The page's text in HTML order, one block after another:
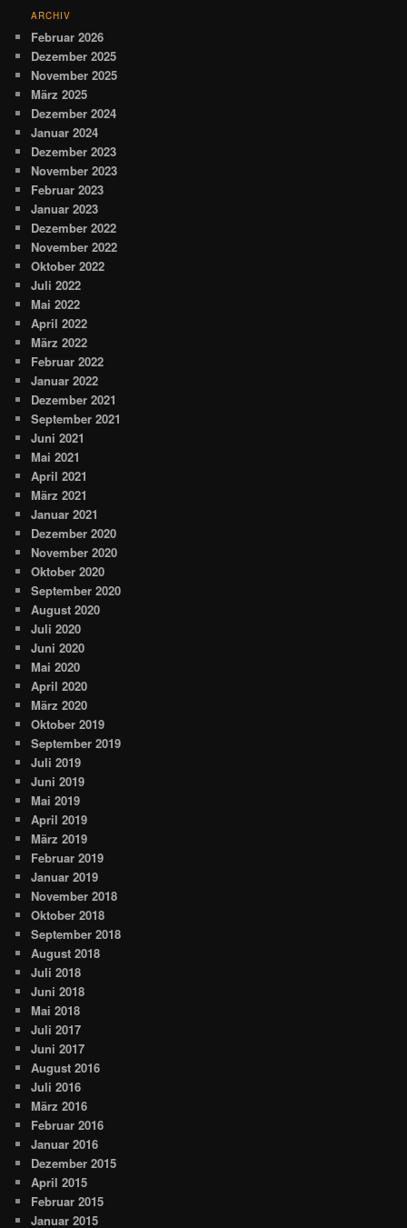
ARCHIV
Februar 2026
Dezember 2025
November 2025
März 2025
Dezember 2024
Januar 2024
Dezember 2023
November 2023
Februar 2023
Januar 2023
Dezember 2022
November 2022
Oktober 2022
Juli 2022
Mai 2022
April 2022
März 2022
Februar 2022
Januar 2022
Dezember 2021
September 2021
Juni 2021
Mai 2021
April 2021
März 2021
Januar 2021
Dezember 2020
November 2020
Oktober 2020
September 2020
August 2020
Juli 2020
Juni 2020
Mai 2020
April 2020
März 2020
Oktober 2019
September 2019
Juli 2019
Juni 2019
Mai 2019
April 2019
März 2019
Februar 2019
Januar 2019
November 2018
Oktober 2018
September 2018
August 2018
Juli 2018
Juni 2018
Mai 2018
Juli 2017
Juni 2017
August 2016
Juli 2016
März 2016
Februar 2016
Januar 2016
Dezember 2015
April 2015
Februar 2015
Januar 2015